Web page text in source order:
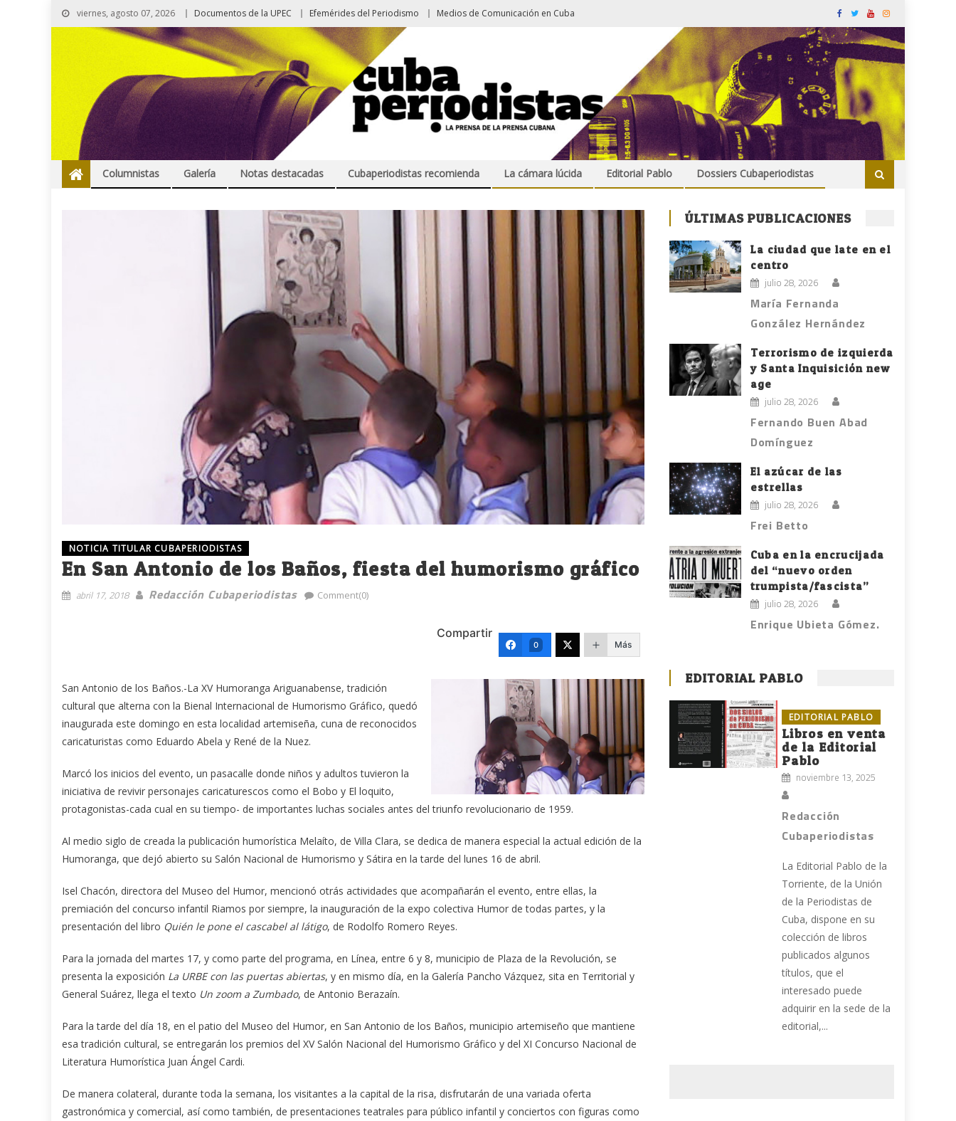
viernes, agosto 07, 2026 Documentos de la UPEC Efemérides del Periodismo Medios de Comunicación en Cuba
Columnistas Galería Notas destacadas Cubaperiodistas recomienda La cámara lúcida Editorial Pablo Dossiers Cubaperiodistas
NOTICIA TITULAR CUBAPERIODISTAS
En San Antonio de los Baños, fiesta del humorismo gráfico
abril 17, 2018 Redacción Cubaperiodistas Comment(0)
Compartir
0 Más
San Antonio de los Baños.-La XV Humoranga Ariguanabense, tradición
cultural que alterna con la Bienal Internacional de Humorismo Gráfico, quedó
inaugurada este domingo en esta localidad artemiseña, cuna de reconocidos
caricaturistas como Eduardo Abela y René de la Nuez.
Marcó los inicios del evento, un pasacalle donde niños y adultos tuvieron la
iniciativa de revivir personajes caricaturescos como el Bobo y El loquito,
protagonistas-cada cual en su tiempo- de importantes luchas sociales antes del triunfo revolucionario de 1959.
Al medio siglo de creada la publicación humorística Melaíto, de Villa Clara, se dedica de manera especial la actual edición de la
Humoranga, que dejó abierto su Salón Nacional de Humorismo y Sátira en la tarde del lunes 16 de abril.
Isel Chacón, directora del Museo del Humor, mencionó otrás actividades que acompañarán el evento, entre ellas, la
premiación del concurso infantil Riamos por siempre, la inauguración de la expo colectiva Humor de todas partes, y la
presentación del libro Quién le pone el cascabel al látigo, de Rodolfo Romero Reyes.
Para la jornada del martes 17, y como parte del programa, en Línea, entre 6 y 8, municipio de Plaza de la Revolución, se
presenta la exposición La URBE con las puertas abiertas, y en mismo día, en la Galería Pancho Vázquez, sita en Territorial y
General Suárez, llega el texto Un zoom a Zumbado, de Antonio Berazaín.
Para la tarde del día 18, en el patio del Museo del Humor, en San Antonio de los Baños, municipio artemiseño que mantiene
esa tradición cultural, se entregarán los premios del XV Salón Nacional del Humorismo Gráfico y del XI Concurso Nacional de
Literatura Humorística Juan Ángel Cardi.
De manera colateral, durante toda la semana, los visitantes a la capital de la risa, disfrutarán de una variada oferta
gastronómica y comercial, así como también, de presentaciones teatrales para público infantil y conciertos con figuras como
ÚLTIMAS PUBLICACIONES
La ciudad que late en el
centro
julio 28, 2026
María Fernanda
González Hernández
Terrorismo de izquierda
y Santa Inquisición new
age
julio 28, 2026
Fernando Buen Abad
Domínguez
El azúcar de las
estrellas
julio 28, 2026
Frei Betto
Cuba en la encrucijada
del “nuevo orden
trumpista/fascista”
julio 28, 2026
Enrique Ubieta Gómez.
EDITORIAL PABLO
EDITORIAL PABLO
Libros en venta
de la Editorial
Pablo
noviembre 13, 2025
Redacción
Cubaperiodistas
La Editorial Pablo de la
Torriente, de la Unión
de la Periodistas de
Cuba, dispone en su
colección de libros
publicados algunos
títulos, que el
interesado puede
adquirir en la sede de la
editorial,...